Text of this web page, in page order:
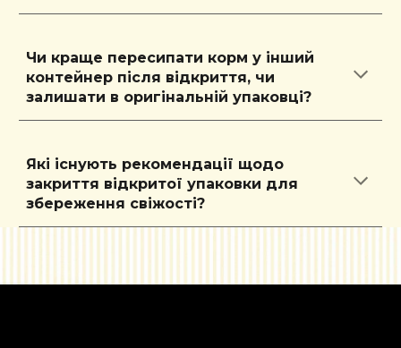
Чи краще пересипати корм у інший
контейнер після відкриття, чи
залишати в оригінальній упаковці?
Які існують рекомендації щодо
закриття відкритої упаковки для
збереження свіжості?